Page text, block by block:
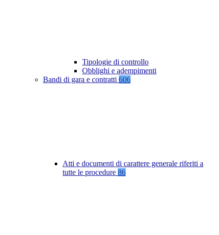
Tipologie di controllo
Obblighi e adempimenti
Bandi di gara e contratti 606
Atti e documenti di carattere generale riferiti a
tutte le procedure 86